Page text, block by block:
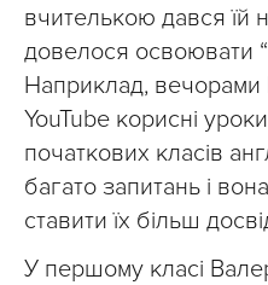
вчителькою дався їй
довелося освоювати
Наприклад, вечорами
YouTube корисні
початкових класів
багато запитань і
ставити їх більш
У першому класі